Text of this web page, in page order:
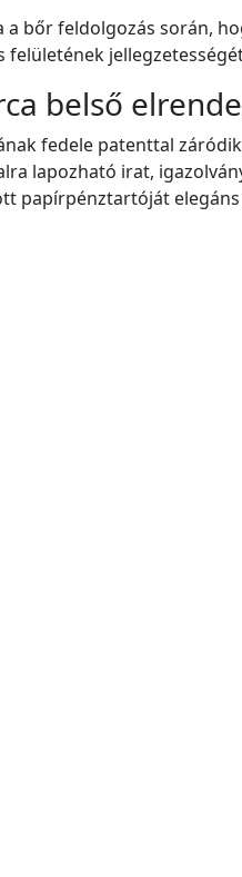
a bőr feldolgozás során,
felületének
belső
fedele patenttal
lapozható irat,
papírpénztartóját